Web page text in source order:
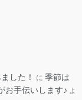
した！ に 季節は
お手伝いします♪ よ